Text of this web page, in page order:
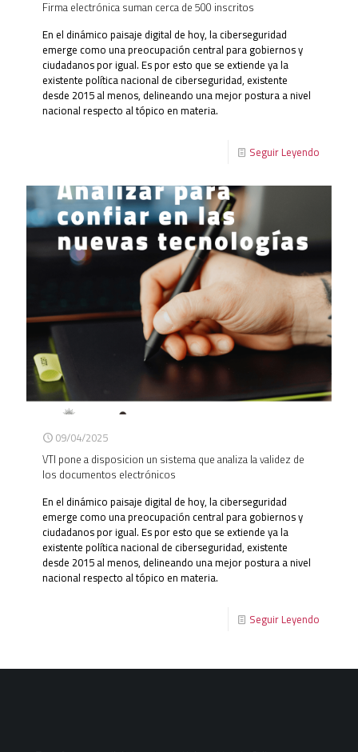
Firma electrónica suman cerca de 500 inscritos
En el dinámico paisaje digital de hoy, la ciberseguridad
emerge como una preocupación central para gobiernos y
ciudadanos por igual. Es por esto que se extiende ya la
existente política nacional de ciberseguridad, existente
desde 2015 al menos, delineando una mejor postura a nivel
nacional respecto al tópico en materia.
Seguir Leyendo
09/04/2025
VTI pone a disposicion un sistema que analiza la validez de
los documentos electrónicos
En el dinámico paisaje digital de hoy, la ciberseguridad
emerge como una preocupación central para gobiernos y
ciudadanos por igual. Es por esto que se extiende ya la
existente política nacional de ciberseguridad, existente
desde 2015 al menos, delineando una mejor postura a nivel
nacional respecto al tópico en materia.
Seguir Leyendo